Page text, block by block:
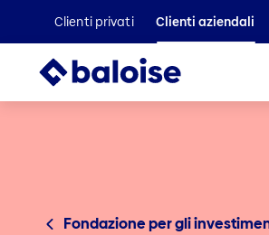
Clienti privati Clienti aziendali
Fondazione per gli